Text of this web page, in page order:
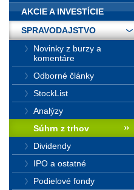
AKCIE A INVESTÍCIE
SPRAVODAJSTVO
Novinky z burzy a
komentáre
Odborné články
StockList
Analýzy
Súhrn z trhov
Dividendy
IPO a ostatné
Podielové fondy